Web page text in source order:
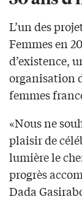
L’un des
Femmes en
d’existence,
organisation
femmes
«Nous ne
plaisir de
lumière le
progrès
Dada